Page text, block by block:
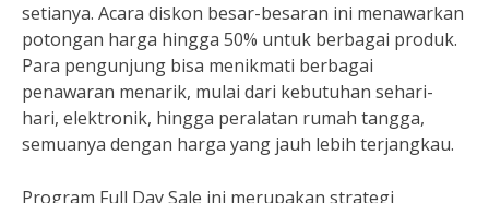
setianya. Acara diskon besar-besaran ini menawarkan
potongan harga hingga 50% untuk berbagai produk.
Para pengunjung bisa menikmati berbagai
penawaran menarik, mulai dari kebutuhan sehari-
hari, elektronik, hingga peralatan rumah tangga,
semuanya dengan harga yang jauh lebih terjangkau.
Program Full Day Sale ini merupakan strategi